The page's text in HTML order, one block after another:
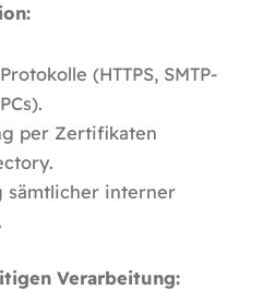
(HTTPS, SMTP-
per Zertifikaten
sämtlicher interner
Verarbeitung: